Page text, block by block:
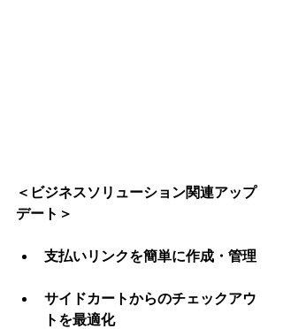
＜ビジネスソリューション関連アップ
デート＞
支払いリンクを簡単に作成・管理
サイドカートからのチェックアウ
トを最適化